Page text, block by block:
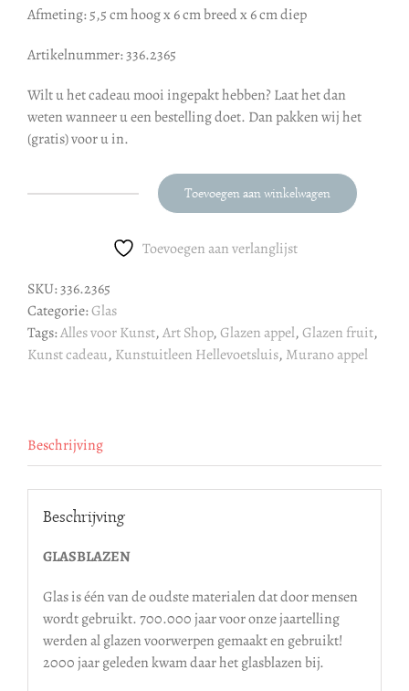
Afmeting: 5,5 cm hoog x 6 cm breed x 6 cm diep
Artikelnummer: 336.2365
Wilt u het cadeau mooi ingepakt hebben? Laat het dan
weten wanneer u een bestelling doet. Dan pakken wij het
(gratis) voor u in.
aantal
Toevoegen aan winkelwagen
Toevoegen aan verlanglijst
SKU:336.2365
Categorie:Glas
Tags:Alles voor Kunst,Art Shop,Glazen appel,Glazen fruit,
Kunst cadeau, Kunstuitleen Hellevoetsluis, Murano appel
Beschrijving
Beschrijving
GLASBLAZEN
Glas is één van de oudste materialen dat door mensen
wordt gebruikt. 700.000 jaar voor onze jaartelling
werden al glazen voorwerpen gemaakt en gebruikt!
2000 jaar geleden kwam daar het glasblazen bij.